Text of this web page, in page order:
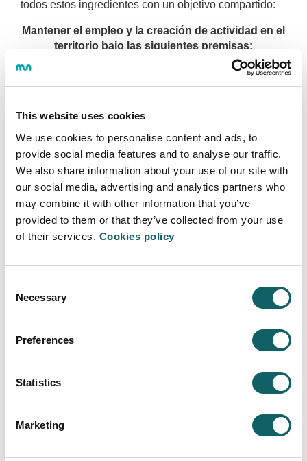
This website uses cookies
We use cookies to personalise content and ads, to
provide social media features and to analyse our traffic.
We also share information about your use of our site with
our social media, advertising and analytics partners who
may combine it with other information that you’ve
provided to them or that they’ve collected from your use
of their services. Cookies policy
Selection
Necessary
Preferences
Statistics
Marketing
todos estos ingredientes con un objetivo compartido:
Mantener el empleo y la creación de actividad en el
territorio bajo las siguientes premisas:
manufactura, automoción, máquina herramienta
bioingeniería.
Pluridisciplinar,con participación de diferentes
áreas de conocimiento: ingeniería, gestión
empresarial, humanidades, emprendimiento.
Intersectorial e intergeneracional, con la
participación de industria, centros tecnológicos,
academia, administraciones y sociedad en
y expertos con experiencia consagrada en
Con una
orientación industrial de doble
intraemprendimiento, en cooperación directa con
empresas y unidades de I+D. (ii) Hacia el
del emprendedor.
Proyecto compartido por los distintos
desde su concepción,
planificación, ejecución y hasta la gestión y